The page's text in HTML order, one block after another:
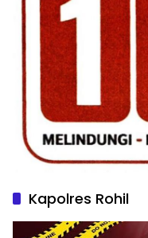
Kapolres Rohil